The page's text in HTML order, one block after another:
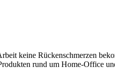
keine Rückenschmerzen
rund um Home-Office